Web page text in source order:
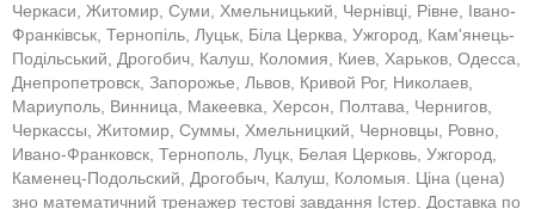
Черкаси, Житомир, Суми, Хмельницький, Чернівці, Рівне, Івано-
Франківськ, Тернопіль, Луцьк, Біла Церква, Ужгород, Кам'янець-
Подільський, Дрогобич, Калуш, Коломия, Киев, Харьков, Одесса,
Днепропетровск, Запорожье, Львов, Кривой Рог, Николаев,
Мариуполь, Винница, Макеевка, Херсон, Полтава, Чернигов,
Черкассы, Житомир, Суммы, Хмельницкий, Черновцы, Ровно,
Ивано-Франковск, Тернополь, Луцк, Белая Церковь, Ужгород,
Каменец-Подольский, Дрогобыч, Калуш, Коломыя. Ціна (цена)
зно математичний тренажер тестові завдання Істер. Доставка по